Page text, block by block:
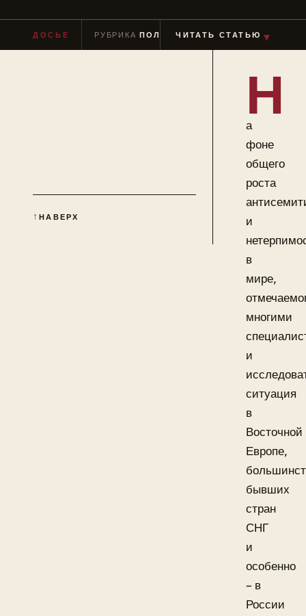
ДОСЬЕ РУБРИКАПОЛИТИКИ ЧТЕНИЕ≈ 2 МИН
ЧИТАТЬ СТАТЬЮ ▼
НАВЕРХ
Н
а
фоне
общего
роста
и
в
мире,
многими
и
ситуация
в
Восточной
Европе,
бывших
стран
СНГ
и
особенно
– в
России